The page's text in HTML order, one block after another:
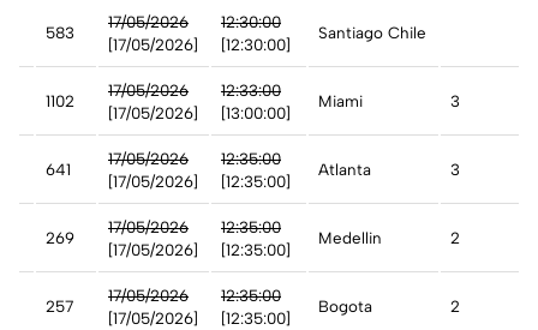
583
17/05/2026
[17/05/2026]
12:30:00
[12:30:00]
Santiago Chile
1102
17/05/2026
[17/05/2026]
12:33:00
[13:00:00]
Miami 3
641
17/05/2026
[17/05/2026]
12:35:00
[12:35:00]
Atlanta 3
269
17/05/2026
[17/05/2026]
12:35:00
[12:35:00]
Medellin 2
257
17/05/2026
[17/05/2026]
12:35:00
[12:35:00]
Bogota 2